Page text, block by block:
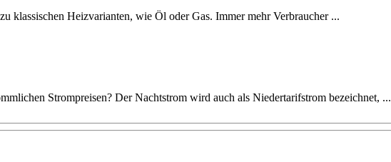
klassischen Heizvarianten, wie Öl oder Gas. Immer mehr Verbraucher ...
Strompreisen? Der Nachtstrom wird auch als Niedertarifstrom bezeichnet, ...